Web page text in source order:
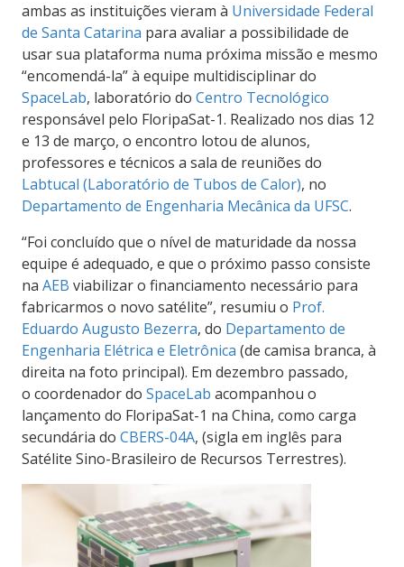
ambas as instituições vieram à Universidade Federal
de Santa Catarina para avaliar a possibilidade de
usar sua plataforma numa próxima missão e mesmo
“encomendá-la” à equipe multidisciplinar do
SpaceLab, laboratório do Centro Tecnológico
responsável pelo FloripaSat-1. Realizado nos dias 12
e 13 de março, o encontro lotou de alunos,
professores e técnicos a sala de reuniões do
Labtucal (Laboratório de Tubos de Calor), no
Departamento de Engenharia Mecânica da UFSC.
“Foi concluído que o nível de maturidade da nossa
equipe é adequado, e que o próximo passo consiste
na AEB viabilizar o financiamento necessário para
fabricarmos o novo satélite”, resumiu o Prof.
Eduardo Augusto Bezerra, do Departamento de
Engenharia Elétrica e Eletrônica (de camisa branca, à
direita na foto principal). Em dezembro passado,
o coordenador do SpaceLab acompanhou o
lançamento do FloripaSat-1 na China, como carga
secundária do CBERS-04A, (sigla em inglês para
Satélite Sino-Brasileiro de Recursos Terrestres).